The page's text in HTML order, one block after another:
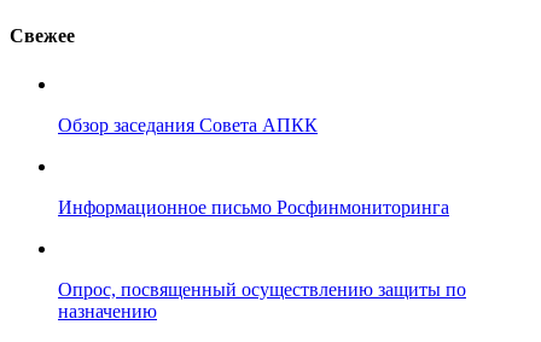
Свежее
Обзор заседания Совета АПКК
Информационное письмо Росфинмониторинга
Опрос, посвященный осуществлению защиты по
назначению